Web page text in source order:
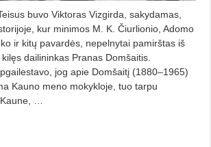
buvo Viktoras Vizgirda, sakydamas,
kur minimos M. K. Čiurlionio, Adomo
ir kitų pavardės, nepelnytai pamirštas iš
dailininkas Pranas Domšaitis.
jog apie Domšaitį (1880–1965)
Kauno meno mokykloje, tuo tarpu
…